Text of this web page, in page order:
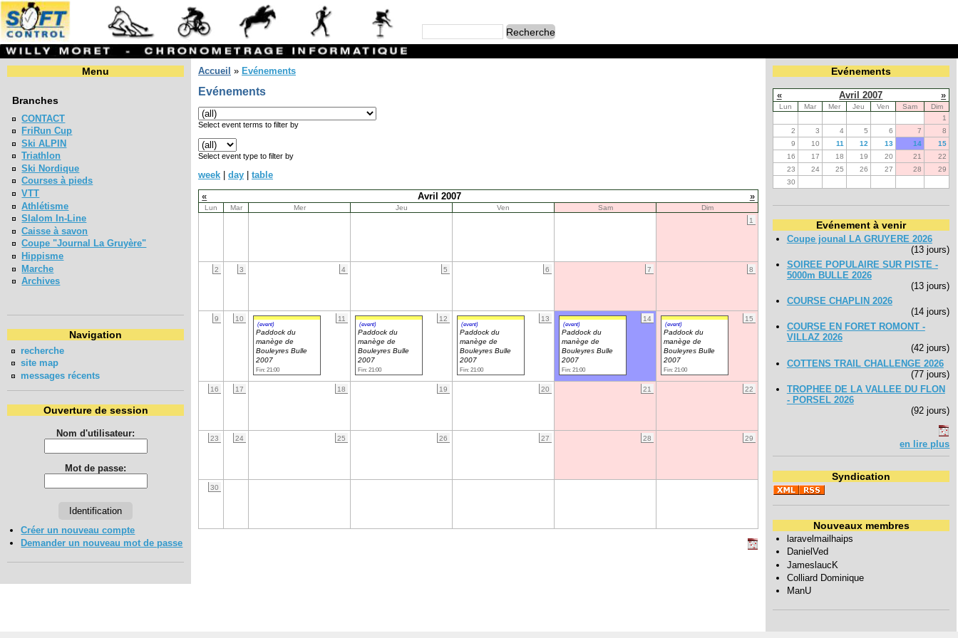
Menu
Branches
CONTACT
FriRun Cup
Ski ALPIN
Triathlon
Ski Nordique
Courses à pieds
VTT
Athlétisme
Slalom In-Line
Caisse à savon
Coupe "Journal La Gruyère"
Hippisme
Marche
Archives
Navigation
recherche
site map
messages récents
Ouverture de session
Nom d'utilisateur:
Mot de passe:
Créer un nouveau compte
Demander un nouveau mot de passe
Accueil » Evénements
Evénements
Select event terms to filter by
Select event type to filter by
week day
table
«
Avril 2007 »
Lun Mar Mer Jeu Ven Sam
Dim
1
2 3 4 5 6 7 8
9 10 11
(event)
Paddock du
manège de
Bouleyres Bulle
2007
Fin: 21:00
12
(event)
Paddock du
manège de
Bouleyres Bulle
2007
Fin: 21:00
13
(event)
Paddock du
manège de
Bouleyres Bulle
2007
Fin: 21:00
14
(event)
Paddock du
manège de
Bouleyres Bulle
2007
Fin: 21:00
15
(event)
Paddock du
manège de
Bouleyres Bulle
2007
Fin: 21:00
16 17 18 19 20 21 22
23 24 25 26 27 28 29
30
Evénements
« Avril 2007 »
Lun Mar Mer Jeu Ven Sam
Dim
1
2
3 4 5 6 7
8
9
10 11 12 13 14
15
16
17 18 19 20 21
22
23
24 25 26 27 28
29
30
Evénement à venir
Coupe jounal LA GRUYERE 2026
(13 jours)
SOIREE POPULAIRE SUR PISTE -
5000m BULLE 2026
(13 jours)
COURSE CHAPLIN 2026
(14 jours)
COURSE EN FORET ROMONT -
VILLAZ 2026
(42 jours)
COTTENS TRAIL CHALLENGE 2026
(77 jours)
TROPHEE DE LA VALLEE DU FLON
- PORSEL 2026
(92 jours)
en lire plus
Syndication
Nouveaux membres
laravelmailhaips
DanielVed
JameslaucK
Colliard Dominique
ManU